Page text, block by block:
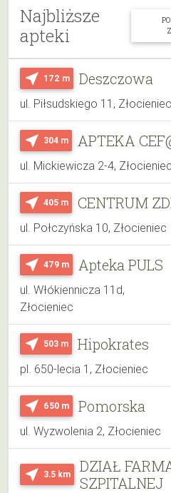
Najbliższe
apteki
near_me 172 m Deszczowa
ul. Piłsudskiego 11, Złocieniec
near_me 304 m APTEKA
ul. Mickiewicza 2-4, Złocieniec
near_me 405 m CENTRUM
ul. Połczyńska 10, Złocieniec
near_me 479 m Apteka PULS
ul. Włókiennicza 11d,
Złocieniec
near_me 503 m Hipokrates
pl. 650-lecia 1, Złocieniec
near_me 650 m Pomorska
ul. Wyzwolenia 2, Złocieniec
near_me 3.5 km
DZIAŁ
SZPITALNEJ